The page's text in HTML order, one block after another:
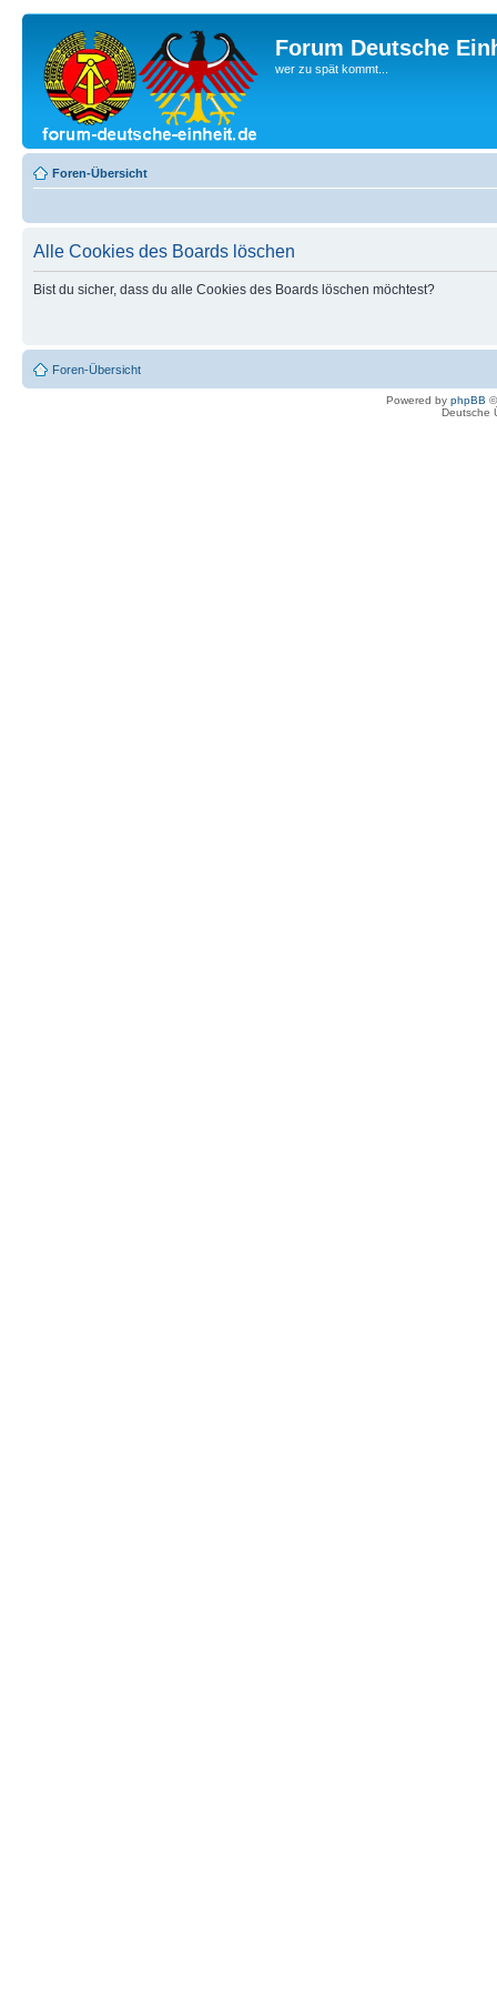
Forum Deutsche
wer zu spät kommt...
Foren-Übersicht
Alle Cookies des Boards löschen
Bist du sicher, dass du alle Cookies des Boards löschen möchtest?
Foren-Übersicht
Powered by phpBB
Deutsche